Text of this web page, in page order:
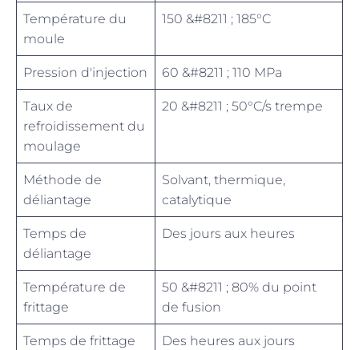
Température du
moule
150 &#8211 ; 185°C
Pression d'injection 60 &#8211 ; 110 MPa
Taux de
refroidissement du
moulage
20 &#8211 ; 50°C/s trempe
Méthode de
déliantage
Solvant, thermique,
catalytique
Temps de
déliantage
Des jours aux heures
Température de
frittage
50 &#8211 ; 80% du point
de fusion
Temps de frittage Des heures aux jours